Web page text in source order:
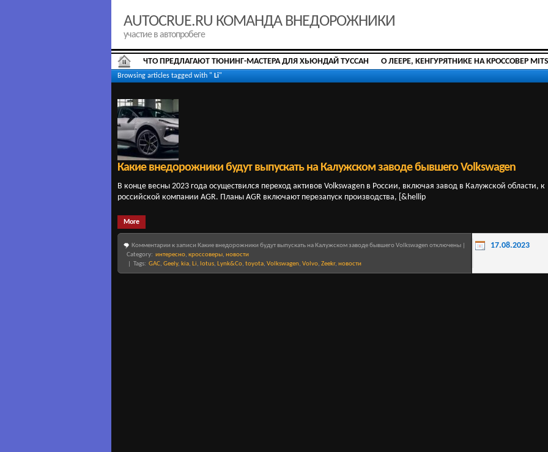
AUTOCRUE.RU КОМАНДА ВНЕДОРОЖНИКИ
участие в автопробеге
ЧТО ПРЕДЛАГАЮТ ТЮНИНГ-МАСТЕРА ДЛЯ ХЬЮНДАЙ ТУССАН О ЛЕЕРЕ, КЕНГУРЯТНИКЕ НА КРОССОВЕР
Browsing articles tagged with " Li"
Какие внедорожники будут выпускать на Калужском заводе бывшего Volkswagen
В конце весны 2023 года осуществился переход активов Volkswagen в России, включая завод в Калужской области, к
российской компании AGR. Планы AGR включают перезапуск производства, [&hellip
More
Комментарии к записи Какие внедорожники будут выпускать на Калужском заводе бывшего Volkswagen отключены
Category: интересно, кроссоверы, новости
| Tags: GAC, Geely, kia, Li, lotus, Lynk&Co, toyota, Volkswagen, Volvo, Zeekr, новости
17.08.2023